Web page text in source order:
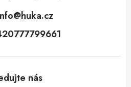
@huka.cz